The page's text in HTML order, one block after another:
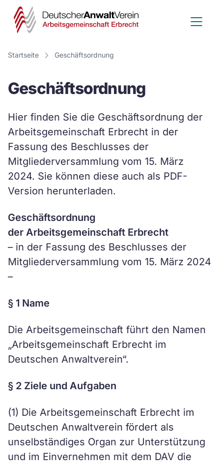
Deutscher
Anwalt
Erbrecht
Startseite Geschäftsordnung
Geschäftsordnung
Hier finden Sie die Geschäftsordnung der
Arbeitsgemeinschaft Erbrecht in der
Fassung des Beschlusses der
Mitgliederversammlung vom 15. März
2024. Sie können diese auch als PDF-
Version herunterladen.
Geschäftsordnung
der Arbeitsgemeinschaft Erbrecht
– in der Fassung des Beschlusses der
Mitgliederversammlung vom 15. März 2024
–
§ 1 Name
Die Arbeitsgemeinschaft führt den Namen
„Arbeitsgemeinschaft Erbrecht im
Deutschen Anwaltverein“.
§ 2 Ziele und Aufgaben
(1) Die Arbeitsgemeinschaft Erbrecht im
Deutschen Anwaltverein fördert als
unselbständiges Organ zur Unterstützung
und im Einvernehmen mit dem DAV die